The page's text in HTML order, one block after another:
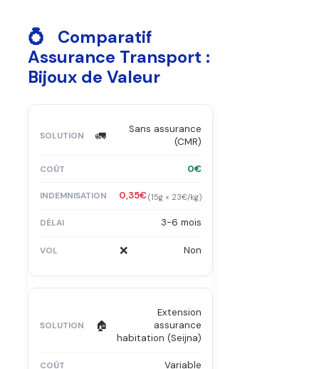
💍 Comparatif
Assurance Transport :
Bijoux de Valeur
🚛
Sans assurance
(CMR)
0€
0,35€(15g × 23€/kg)
3-6 mois
❌ Non
🏠
Extension
assurance
habitation (Seijna)
Variable